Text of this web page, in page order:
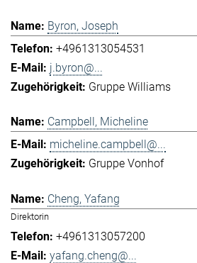
Byron, Joseph
+4961313054531
j.byron@...
Gruppe Williams
Campbell, Micheline
micheline.campbell@...
Gruppe Vonhof
Cheng, Yafang
Direktorin
+4961313057200
yafang.cheng@...